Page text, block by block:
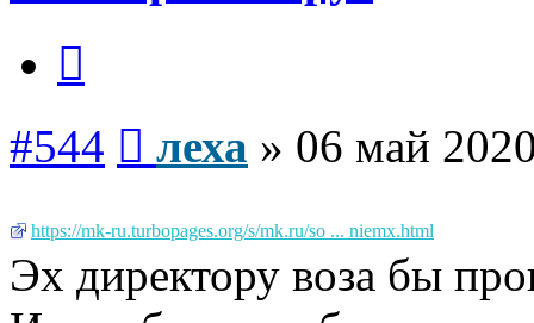
#544 леха » 06 май
https://mk-ru.turbopages.org/s/mk.ru/so ... niemх.html
Эх директору воза бы